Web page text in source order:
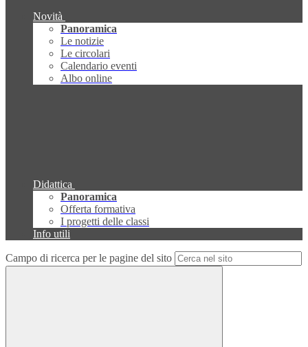
Novità
Panoramica
Le notizie
Le circolari
Calendario eventi
Albo online
Didattica
Panoramica
Offerta formativa
I progetti delle classi
Info utili
Campo di ricerca per le pagine del sito